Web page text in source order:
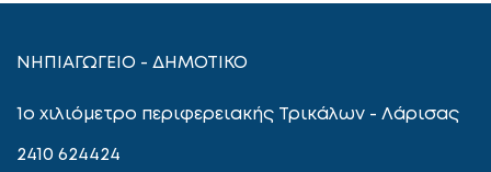
ΝΗΠΙΑΓΩΓΕΙΟ - ΔΗΜΟΤΙΚΟ
1ο χιλιόμετρο περιφερειακής Τρικάλων - Λάρισας
2410 624424